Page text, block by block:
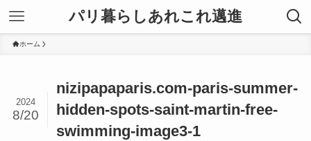
パリ暮らしあれこれ邁進
ホーム
nizipapaparis.com-paris-summer-
hidden-spots-saint-martin-free-
swimming-image3-1
2024
8/20